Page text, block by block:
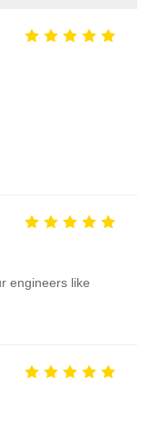
engineers like